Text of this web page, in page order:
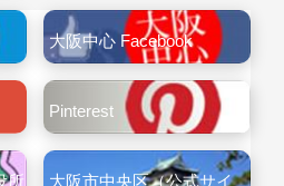
大阪中心 Facebook
Pinterest
所
大阪市中央区（公式サイ